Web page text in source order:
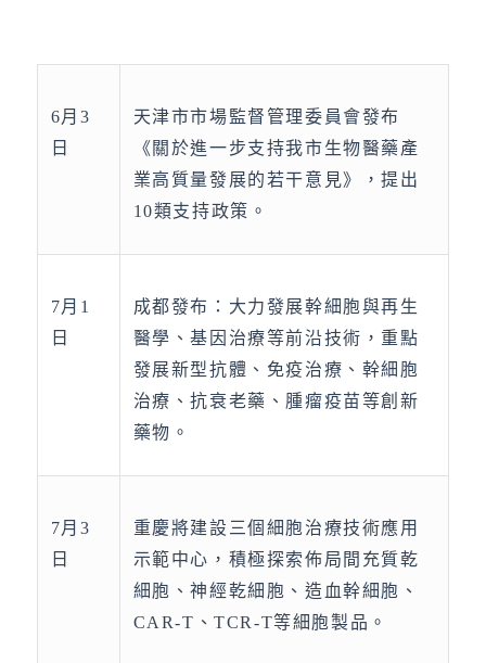
6月3
日
天津市市場監督管理委員會發布
《關於進一步支持我市生物醫藥產
業高質量發展的若干意見》，提出
10類支持政策。
7月1
日
成都發布：大力發展幹細胞與再生
醫學、基因治療等前沿技術，重點
發展新型抗體、免疫治療、幹細胞
治療、抗衰老藥、腫瘤疫苗等創新
藥物。
7月3
日
重慶將建設三個細胞治療技術應用
示範中心，積極探索佈局間充質乾
細胞、神經乾細胞、造血幹細胞、
CAR-T、TCR-T等細胞製品。